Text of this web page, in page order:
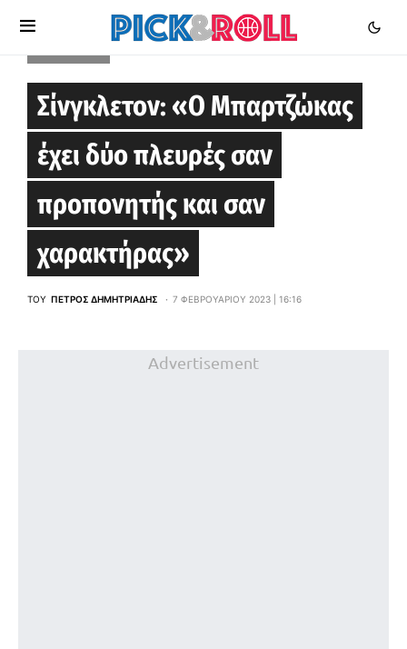
Σίνγκλετον: «Ο Μπαρτζώκας
έχει δύο πλευρές σαν
προπονητής και σαν
χαρακτήρας»
ΤΟΥ ΠΈΤΡΟΣ ΔΗΜΗΤΡΙΆΔΗΣ 7 ΦΕΒΡΟΥΑΡΊΟΥ 2023 | 16:16
Advertisement